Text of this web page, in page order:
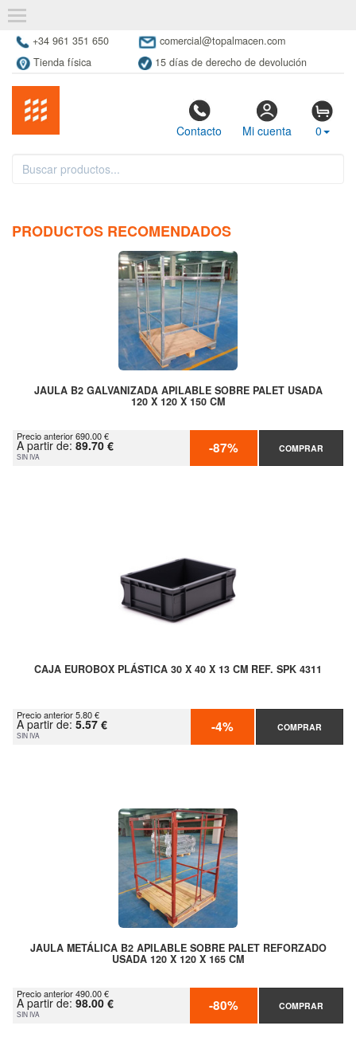
+34 961 351 650
comercial@topalmacen.com
Tienda física
15 días de derecho de devolución
Contacto Mi cuenta 0
PRODUCTOS RECOMENDADOS
JAULA B2 GALVANIZADA APILABLE SOBRE PALET USADA
120 X 120 X 150 CM
Precio anterior 690.00 €
A partir de: 89.70 €
SIN IVA -87% COMPRAR
CAJA EUROBOX PLÁSTICA 30 X 40 X 13 CM REF. SPK 4311
Precio anterior 5.80 €
A partir de: 5.57 €
SIN IVA -4% COMPRAR
JAULA METÁLICA B2 APILABLE SOBRE PALET REFORZADO
USADA 120 X 120 X 165 CM
Precio anterior 490.00 €
A partir de: 98.00 €
SIN IVA -80% COMPRAR